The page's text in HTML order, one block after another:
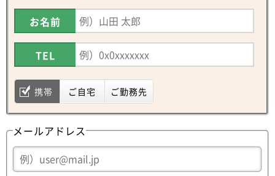
お名前
TEL
携帯 ご自宅 ご勤務先
メールアドレス